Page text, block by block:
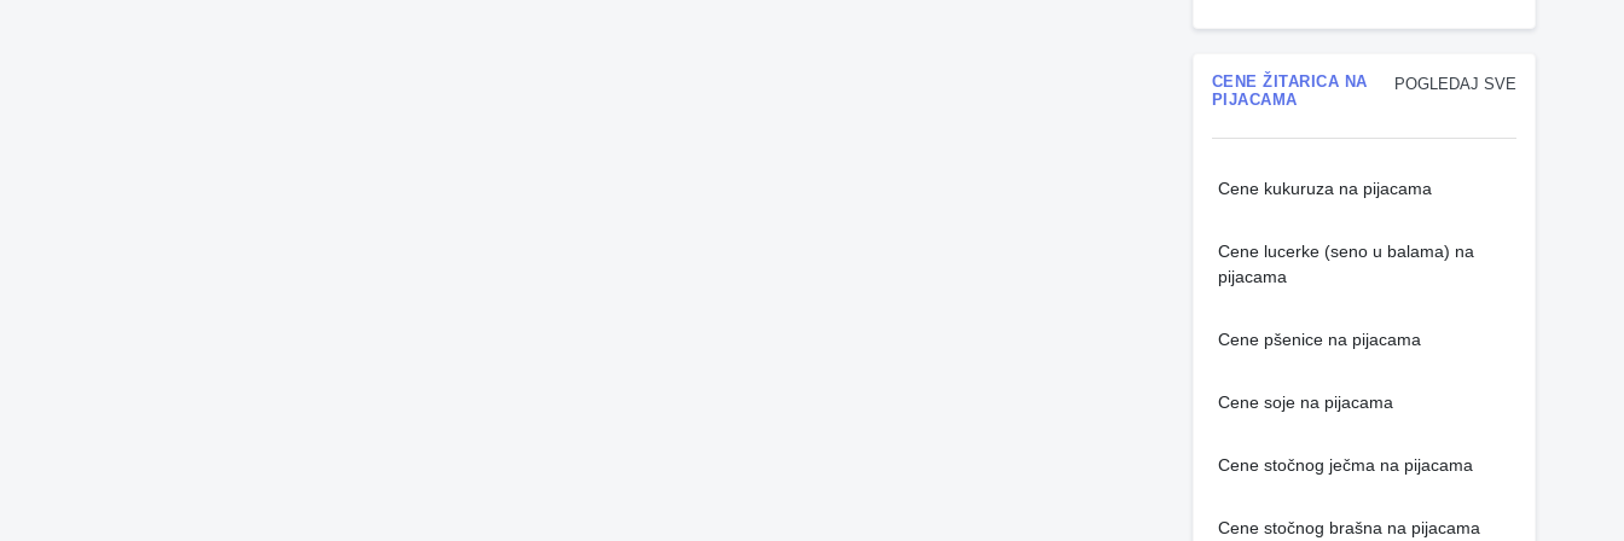
POGLEDAJ SVE
CENE ŽITARICA NA
PIJACAMA
Cene kukuruza na pijacama
Cene lucerke (seno u balama) na
pijacama
Cene pšenice na pijacama
Cene soje na pijacama
Cene stočnog ječma na pijacama
Cene stočnog brašna na pijacama